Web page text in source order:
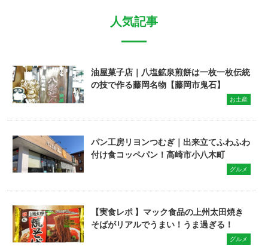
人気記事
油屋菓子店｜八塩鉱泉煎餅は一枚一枚伝統
の技で作る藤岡名物【藤岡市鬼石】
お土産
パン工房リヨンつむぎ｜出来立てふわふわ
付け食コッペパン！高崎市小八木町
グルメ
【実食レポ 】マック食品の上州太田焼き
そばがリアルでうまい！うま過ぎる！
グルメ